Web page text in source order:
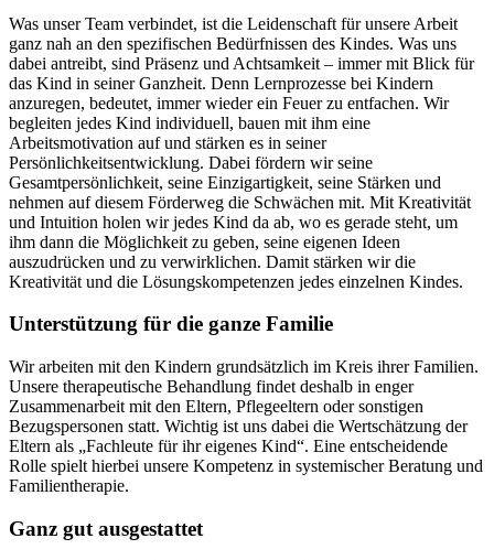
Was unser Team verbindet, ist die Leidenschaft für unsere Arbeit
ganz nah an den spezifischen Bedürfnissen des Kindes. Was uns
dabei antreibt, sind Präsenz und Achtsamkeit – immer mit Blick für
das Kind in seiner Ganzheit. Denn Lernprozesse bei Kindern
anzuregen, bedeutet, immer wieder ein Feuer zu entfachen. Wir
begleiten jedes Kind individuell, bauen mit ihm eine
Arbeitsmotivation auf und stärken es in seiner
Persönlichkeitsentwicklung. Dabei fördern wir seine
Gesamtpersönlichkeit, seine Einzigartigkeit, seine Stärken und
nehmen auf diesem Förderweg die Schwächen mit. Mit Kreativität
und Intuition holen wir jedes Kind da ab, wo es gerade steht, um
ihm dann die Möglichkeit zu geben, seine eigenen Ideen
auszudrücken und zu verwirklichen. Damit stärken wir die
Kreativität und die Lösungskompetenzen jedes einzelnen Kindes.
Unterstützung für die ganze Familie
Wir arbeiten mit den Kindern grundsätzlich im Kreis ihrer Familien.
Unsere therapeutische Behandlung findet deshalb in enger
Zusammenarbeit mit den Eltern, Pflegeeltern oder sonstigen
Bezugspersonen statt. Wichtig ist uns dabei die Wertschätzung der
Eltern als „Fachleute für ihr eigenes Kind“. Eine entscheidende
Rolle spielt hierbei unsere Kompetenz in systemischer Beratung und
Familientherapie.
Ganz gut ausgestattet